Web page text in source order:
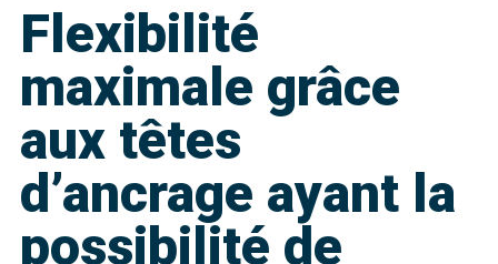
Flexibilité
maximale grâce
aux têtes
d’ancrage ayant la
possibilité de